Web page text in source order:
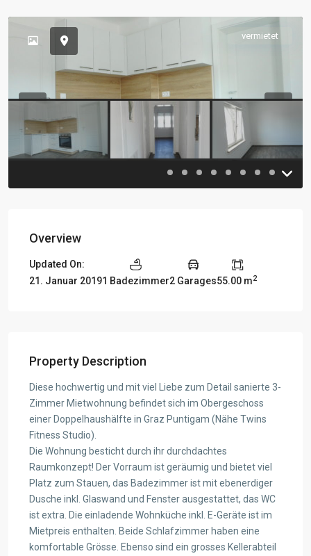
vermietet
Overview
Updated On:
21. Januar 20191 Badezimmer2 Garages55.00 m2
Property Description
Diese hochwertig und mit viel Liebe zum Detail sanierte 3-
Zimmer Mietwohnung befindet sich im Obergeschoss
einer Doppelhaushälfte in Graz Puntigam (Nähe Twins
Fitness Studio).
Die Wohnung besticht durch ihr durchdachtes
Raumkonzept! Der Vorraum ist geräumig und bietet viel
Platz zum Stauen, das Badezimmer ist mit ebenerdiger
Dusche inkl. Glaswand und Fenster ausgestattet, das WC
ist extra. Die einladende Wohnküche inkl. E-Geräte ist im
Mietpreis enthalten. Beide Schlafzimmer haben eine
komfortable Grösse. Ebenso sind ein grosses Kellerabteil